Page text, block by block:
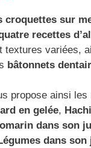
croquettes sur
recettes
textures variées,
bâtonnets
propose ainsi les
en gelée,
dans son
dans son